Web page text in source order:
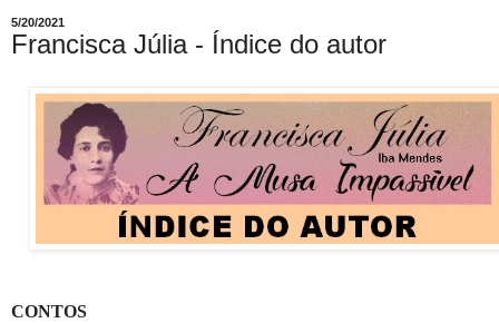
5/20/2021
Francisca Júlia - Índice do autor
CONTOS